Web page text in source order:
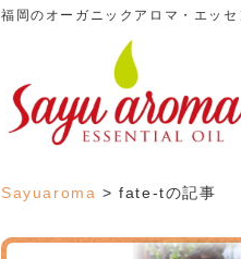
福岡のオーガニックアロマ・エッ
Sayuaroma > fate-tの記事